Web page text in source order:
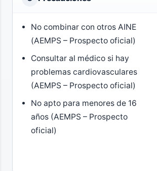
No combinar con otros AINE
(AEMPS – Prospecto oficial)
Consultar al médico si hay
problemas cardiovasculares
(AEMPS – Prospecto oficial)
No apto para menores de 16
años (AEMPS – Prospecto
oficial)